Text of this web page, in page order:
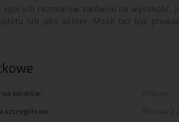
sporych rozmiarów zarówno na wysokość,
lub jako soliter. Może też być
kwiatów:
Różowa
szczegółowa:
Różowa z